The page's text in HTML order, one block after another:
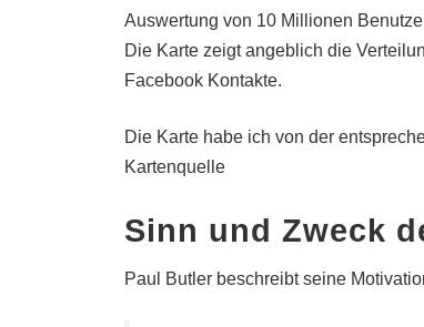
Auswertung von 10 Millionen
Die Karte zeigt angeblich die
Facebook Kontakte.
Die Karte habe ich von der
Kartenquelle
Sinn und Zweck
Paul Butler beschreibt seine